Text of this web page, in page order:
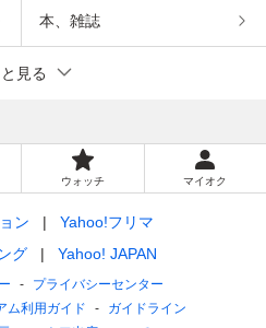
本、雑誌
見る
ウォッチ マイオク
ン
Yahoo!フリマ
グ
Yahoo! JAPAN
プライバシーセンター
ム利用ガイド
ガイドライン